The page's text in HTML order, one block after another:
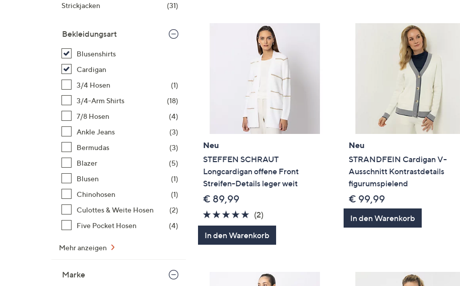
anzuzeigen.
Strickjacken
(31)
Bekleidungsart
Blusenshirts
Cardigan
3/4 Hosen
(1)
3/4-Arm Shirts
(18)
7/8 Hosen
(4)
Ankle Jeans
(3)
Bermudas
(3)
Blazer
(5)
Blusen
(1)
Chinohosen
(1)
Culottes & Weite Hosen
(2)
Five Pocket Hosen
(4)
Mehr anzeigen
Marke
Neu
STEFFEN SCHRAUT
Longcardigan offene Front
Streifen-Details leger weit
€ 89,99
5.0
von
5
(2)2
Bewertungen
In den Warenkorb
Neu
STRANDFEIN Cardigan V-
Ausschnitt Kontrastdetails
figurumspielend
€ 99,99
In den Warenkorb